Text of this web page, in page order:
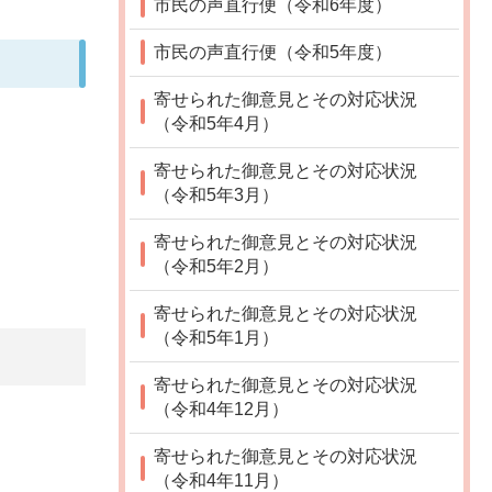
市民の声直行便（令和6年度）
市民の声直行便（令和5年度）
寄せられた御意見とその対応状況
（令和5年4月）
寄せられた御意見とその対応状況
（令和5年3月）
寄せられた御意見とその対応状況
（令和5年2月）
寄せられた御意見とその対応状況
（令和5年1月）
寄せられた御意見とその対応状況
（令和4年12月）
寄せられた御意見とその対応状況
（令和4年11月）